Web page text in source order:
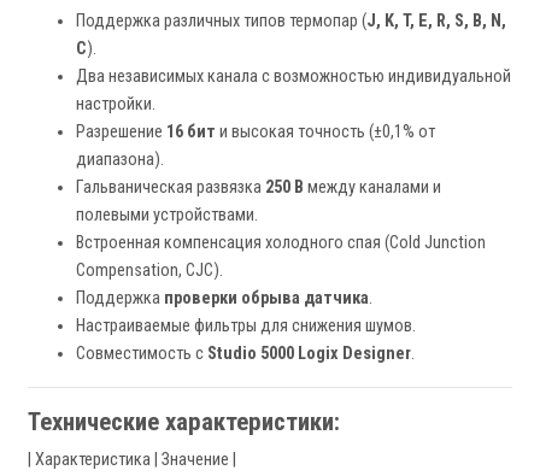
Поддержка различных типов термопар (J, K, T, E, R, S, B, N,
C).
Два независимых канала с возможностью индивидуальной
настройки.
Разрешение 16 бит и высокая точность (±0,1% от
диапазона).
Гальваническая развязка 250 В между каналами и
полевыми устройствами.
Встроенная компенсация холодного спая (Cold Junction
Compensation, CJC).
Поддержка проверки обрыва датчика.
Настраиваемые фильтры для снижения шумов.
Совместимость с Studio 5000 Logix Designer.
Технические характеристики:
| Характеристика | Значение |